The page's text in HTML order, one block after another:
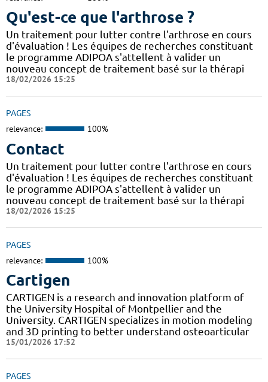
Qu'est-ce que l'arthrose ?
Un traitement pour lutter contre l'arthrose en cours
d'évaluation ! Les équipes de recherches constituant
le programme ADIPOA s'attellent à valider un
nouveau concept de traitement basé sur la thérapi
18/02/2026 15:25
PAGES
relevance: 100%
Contact
Un traitement pour lutter contre l'arthrose en cours
d'évaluation ! Les équipes de recherches constituant
le programme ADIPOA s'attellent à valider un
nouveau concept de traitement basé sur la thérapi
18/02/2026 15:25
PAGES
relevance: 100%
Cartigen
CARTIGEN is a research and innovation platform of
the University Hospital of Montpellier and the
University. CARTIGEN specializes in motion modeling
and 3D printing to better understand osteoarticular
15/01/2026 17:52
PAGES